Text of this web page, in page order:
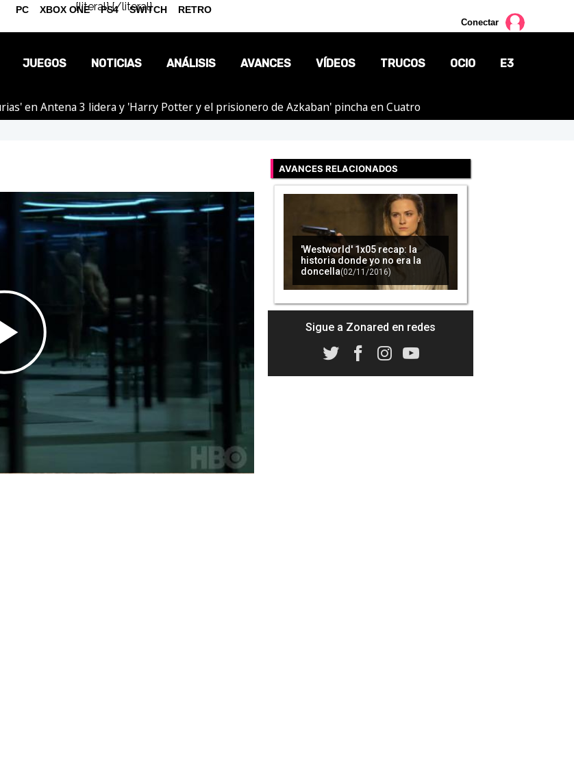
{literal}{/literal}
Conectar
JUEGOS NOTICIAS
OPINIÓN
ANÁLISIS AVANCES VÍDEOS TRUCOS OCIO E3
en Antena 3 lidera y 'Harry Potter y el prisionero de Azkaban' pincha en Cuatro
Play
Video
AVANCES RELACIONADOS
'Westworld' 1x05 recap: la
historia donde yo no era la
doncella(02/11/2016)
Sigue a Zonared en redes
PC XBOX ONE PS4 SWITCH RETRO